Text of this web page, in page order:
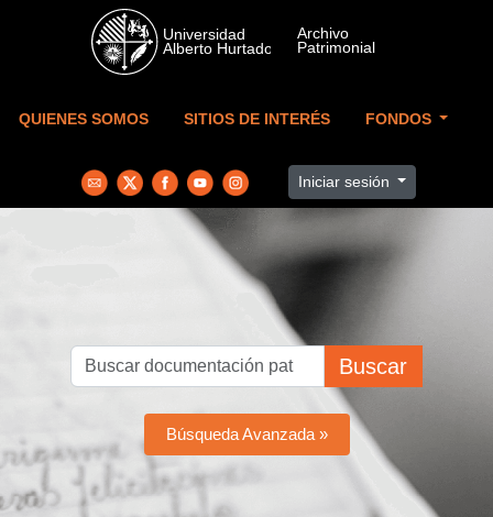
Skip to main content
QUIENES SOMOS SITIOS DE INTERÉS FONDOS
Iniciar sesión
Buscar
Búsqueda Avanzada »